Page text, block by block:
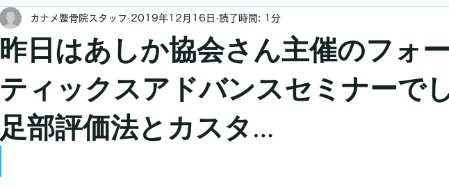
昨日はあしか協会さん主催のフォ
ティックスアドバンスセミナーで
足部評価法とカスタ…
カナメ整骨院スタッフ 2019年12月16日 読了時間: 1分